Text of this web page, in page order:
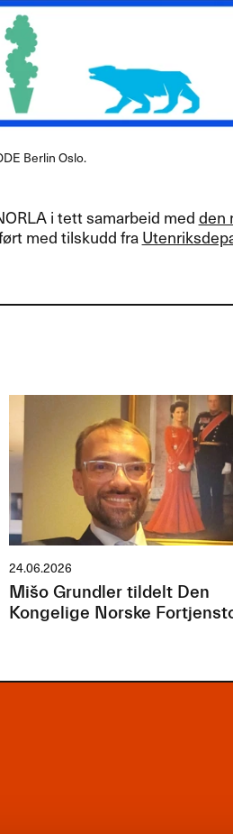
Berlin Oslo.
i tett samarbeid medden
med tilskudd fra
24.06.2026
Mišo Grundler tildelt Den
Kongelige Norske